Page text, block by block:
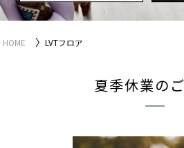
HOME 〉LVTフロア
夏季休業の